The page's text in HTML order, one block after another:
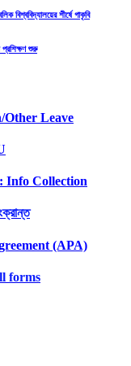
বিশ্ববিদ্যালয়ের শীর্ষে গাকৃবি
প্রশিক্ষণ শুরু
Other Leave
Info Collection
(APA)
forms